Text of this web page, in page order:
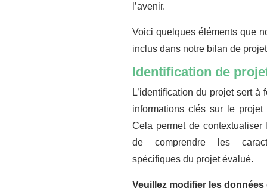
l’avenir.
Voici quelques éléments que
inclus dans notre bilan de
Identification de
L’identification du projet sert à
informations clés sur le projet
Cela permet de contextualiser
de comprendre les
spécifiques du projet évalué.
Veuillez modifier les